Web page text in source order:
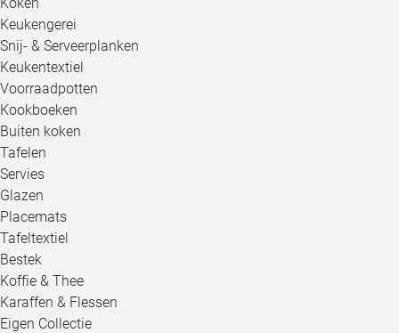
Keukengerei
Snij- & Serveerplanken
Keukentextiel
Voorraadpotten
Kookboeken
Buiten koken
Tafelen
Servies
Glazen
Placemats
Tafeltextiel
Bestek
Koffie & Thee
Karaffen & Flessen
Eigen Collectie